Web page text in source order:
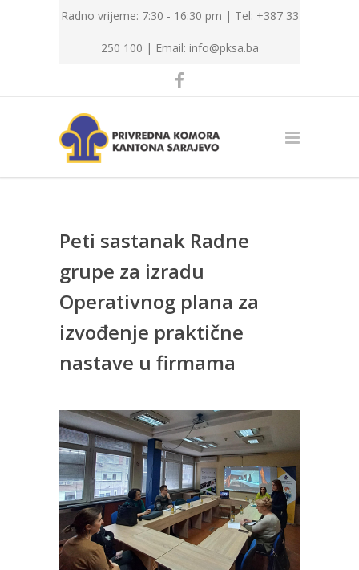
Radno vrijeme: 7:30 - 16:30 pm | Tel: +387 33
250 100 | Email: info@pksa.ba
Peti sastanak Radne
grupe za izradu
Operativnog plana za
izvođenje praktične
nastave u firmama